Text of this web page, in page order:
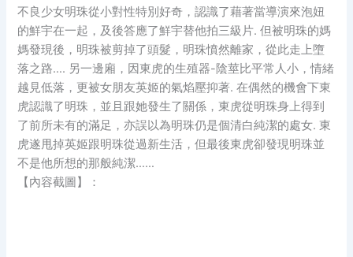
不良少女明珠從小對性特別好奇，認識了藉著當導演來泡妞
的鮮宇在一起，及後答應了鮮宇替他拍三級片. 但被明珠的媽
媽發現後，明珠被剪掉了頭髮，明珠憤然離家，從此走上墮
落之路…. 另一邊廂，因東虎的生殖器-陰莖比平常人小，情緒
越見低落，更被女朋友英姬的氣焰壓抑著. 在偶然的機會下東
虎認識了明珠，並且跟她發生了關係，東虎從明珠身上得到
了前所未有的滿足，亦誤以為明珠仍是個清白純潔的處女. 東
虎遂甩掉英姬跟明珠從過新生活，但最後東虎卻發現明珠並
不是他所想的那般純潔……
【內容截圖】：